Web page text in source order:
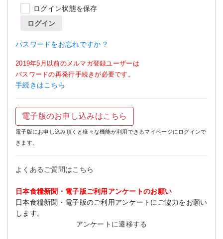
ログイン状態を保存
ログイン
パスワードをお忘れですか ?
2019年5月以前のメルマガ登録ユーザーは
パスワードの再発行手続きが必要です。
手続きはこちら
電子版のお申し込みはこちら
電子版にお申し込み頂くと様々な機能が利用できるマイページにログインで
きます。
よくあるご質問はこちら
日本食糧新聞・電子版ご利用アンケートのお願い
日本食糧新聞・電子版のご利用アンケートにご協力をお願い
します。
アンケートに遷移する